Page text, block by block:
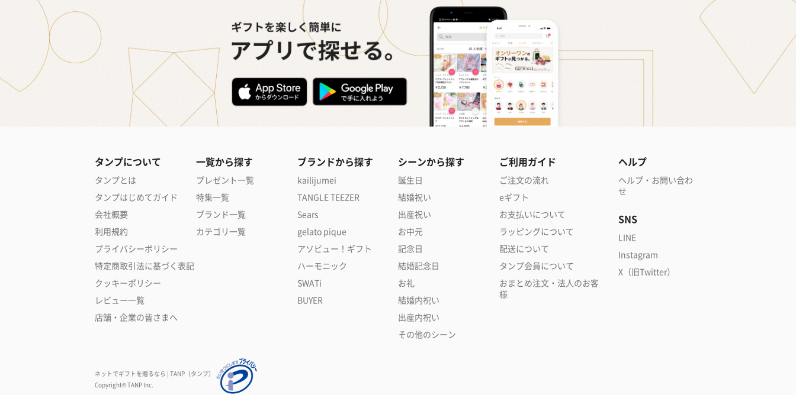
タンプについて
タンプとは
タンプはじめてガイド
会社概要
利用規約
プライバシーポリシー
特定商取引法に基づく表記
クッキーポリシー
レビュー一覧
店舗・企業の皆さまへ
一覧から探す
プレゼント一覧
特集一覧
ブランド一覧
カテゴリ一覧
ブランドから探す
kailijumei
TANGLE TEEZER
Sears
gelato pique
アソビュー！ギフト
ハーモニック
SWATi
BUYER
シーンから探す
誕生日
結婚祝い
出産祝い
お中元
記念日
結婚記念日
お礼
結婚内祝い
出産内祝い
その他のシーン
ご利用ガイド
ご注文の流れ
eギフト
お支払いについて
ラッピングについて
配送について
タンプ会員について
おまとめ注文・法人のお客
様
ヘルプ
ヘルプ・お問い合わ
せ
SNS
LINE
Instagram
X（旧Twitter）
ネットでギフトを贈るなら | TANP（タンプ）
Copyright© TANP Inc.